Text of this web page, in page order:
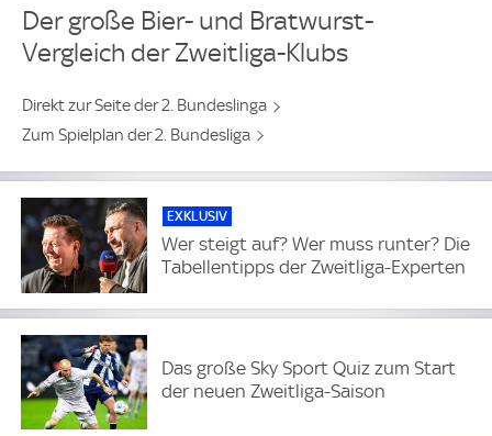
Der große Bier- und Bratwurst-
Vergleich der Zweitliga-Klubs
Direkt zur Seite der 2. Bundeslinga
Zum Spielplan der 2. Bundesliga
EXKLUSIV
Wer steigt auf? Wer muss runter? Die
Tabellentipps der Zweitliga-Experten
Das große Sky Sport Quiz zum Start
der neuen Zweitliga-Saison